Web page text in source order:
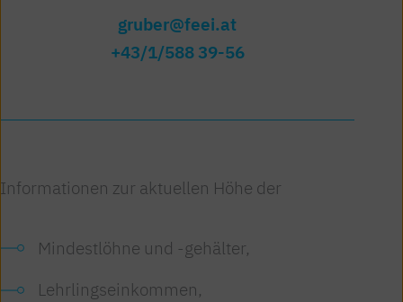
gruber@feei.at
+43/1/588 39-56
jeglitsch@feei.at
+43/1/588 39-65
Informationen zur aktuellen Höhe der
Mindestlöhne und -gehälter,
Lehrlingseinkommen,